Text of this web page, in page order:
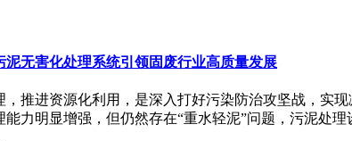
泥无害化处理系统引领固废行业高质量发展
，推进资源化利用，是深入打好污染防治攻坚战，实
力明显增强，但仍然存在“重水轻泥”问题，污泥处